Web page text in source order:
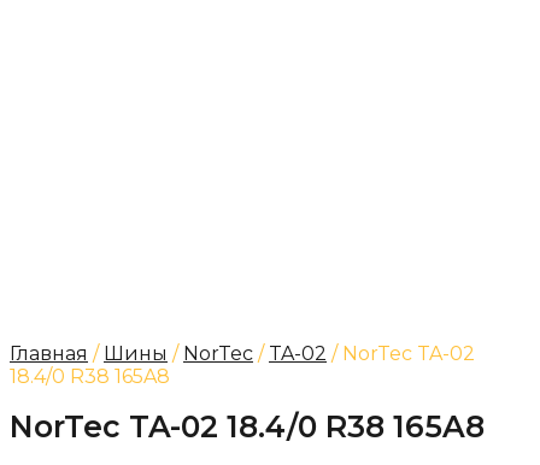
Главная / Шины / NorTec / TA-02 / NorTec TA-02
18.4/0 R38 165A8
NorTec TA-02 18.4/0 R38 165A8